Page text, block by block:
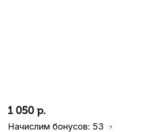
1 050 р.
Начислим бонусов: 53 ?